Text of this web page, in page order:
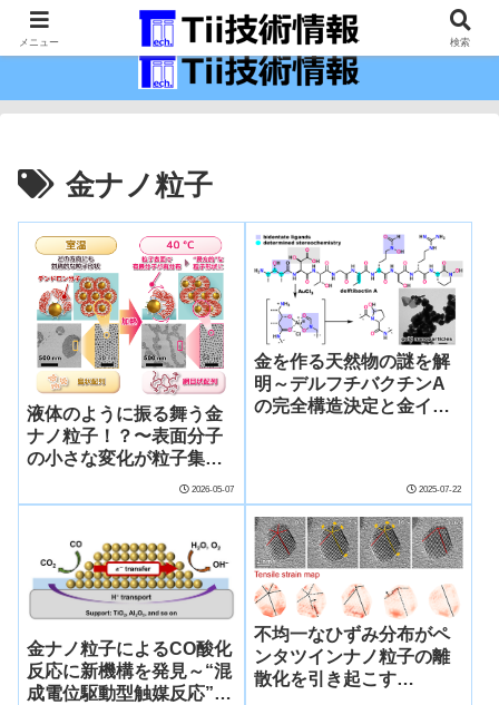
最新の科学技術の情報インフラ。
金ナノ粒子
液体のように振る舞う金
ナノ粒子！？〜表面分子
の小さな変化が粒子集団
2026-05-07
金を作る天然物の謎を解
明～デルフチバクチンA
の完全構造決定と金イオ
2025-07-22
金ナノ粒子によるCO酸化
反応に新機構を発見～“混
成電位駆動型触媒反応”が
不均一なひずみ分布がペ
ンタツインナノ粒子の離
散化を引き起こす
メニュー 検索